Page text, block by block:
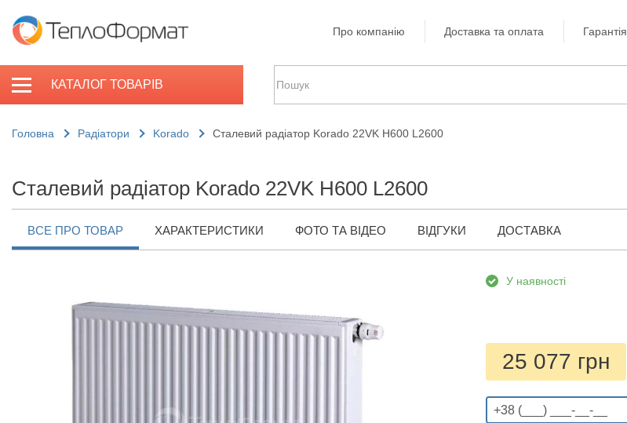
Про компанію Доставка та оплата Гарантія
КАТАЛОГ ТОВАРІВ
Головна Радіатори Korado Сталевий радіатор Korado 22VK H600 L2600
Сталевий радіатор Korado 22VK H600 L2600
ВСЕ ПРО ТОВАР ХАРАКТЕРИСТИКИ ФОТО ТА ВІДЕО ВІДГУКИ ДОСТАВКА
У наявності
25 077 грн